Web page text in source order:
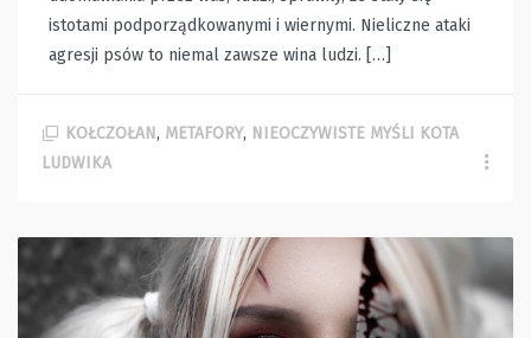
istotami podporządkowanymi i wiernymi. Nieliczne ataki
agresji psów to niemal zawsze wina ludzi. […]
KOŁCZOŁAN, METAFORY, NIEOCZYWISTE MYŚLI KOTA
LUDWIKA